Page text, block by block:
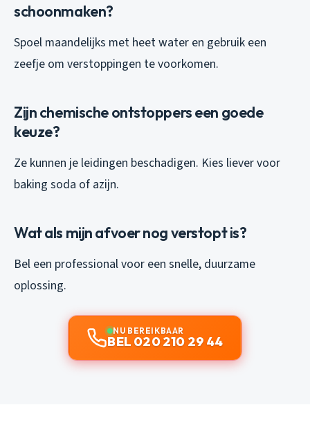
schoonmaken?
Spoel maandelijks met heet water en gebruik een
zeefje om verstoppingen te voorkomen.
Zijn chemische ontstoppers een goede
keuze?
Ze kunnen je leidingen beschadigen. Kies liever voor
baking soda of azijn.
Wat als mijn afvoer nog verstopt is?
Bel een professional voor een snelle, duurzame
oplossing.
NU BEREIKBAAR
BEL 020 210 29 44